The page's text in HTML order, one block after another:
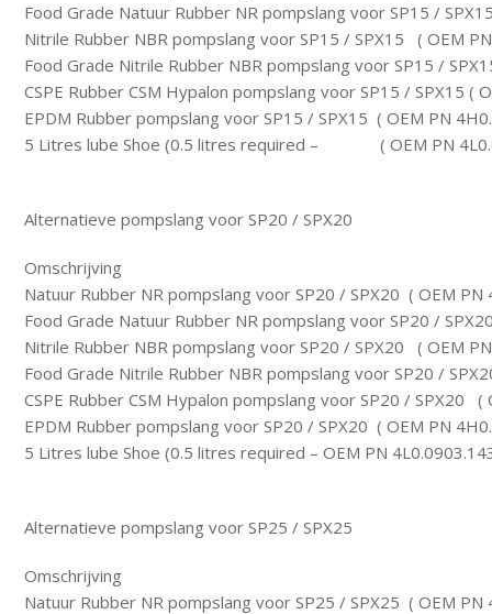
Food Grade Natuur Rubber NR pompslang voor SP15 /
Nitrile Rubber NBR pompslang voor SP15 / SPX15 ( OEM
Food Grade Nitrile Rubber NBR pompslang voor SP15 /
CSPE Rubber CSM Hypalon pompslang voor SP15 / SPX15 (
EPDM Rubber pompslang voor SP15 / SPX15 ( OEM PN
5 Litres lube Shoe (0.5 litres required – ( OEM PN
Alternatieve pompslang voor SP20 / SPX20
Omschrijving
Natuur Rubber NR pompslang voor SP20 / SPX20 ( OEM PN
Food Grade Natuur Rubber NR pompslang voor SP20 /
Nitrile Rubber NBR pompslang voor SP20 / SPX20 ( OEM
Food Grade Nitrile Rubber NBR pompslang voor SP20 /
CSPE Rubber CSM Hypalon pompslang voor SP20 / SPX20
EPDM Rubber pompslang voor SP20 / SPX20 ( OEM PN
5 Litres lube Shoe (0.5 litres required – OEM PN
Alternatieve pompslang voor SP25 / SPX25
Omschrijving
Natuur Rubber NR pompslang voor SP25 / SPX25 ( OEM PN